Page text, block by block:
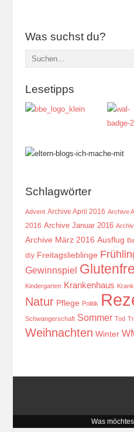
Was suchst du?
Lesetipps
Schlagwörter
Advent Archive April 2016 Archive
2016 Archive Januar 2016
Archive März 2016 Ausflug
diy Freitagslieblinge
Gewinnspiel
Kindergarten Krankenhaus
Natur Pflege Politik
Schwangerschaft Sommer Tod
Weihnachten Winter
Was